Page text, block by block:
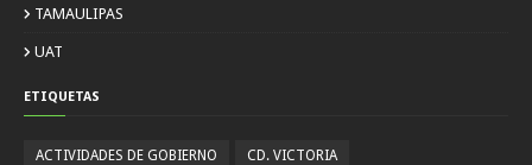
TAMAULIPAS
UAT
ETIQUETAS
ACTIVIDADES DE GOBIERNO CD. VICTORIA